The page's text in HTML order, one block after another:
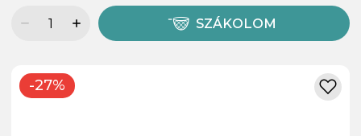
SZÁKOLOM
-27%